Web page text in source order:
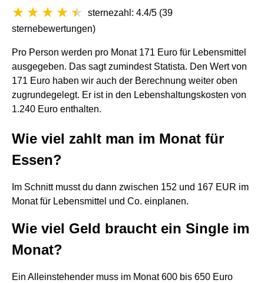
sternezahl: 4.4/5 (39
sternebewertungen)
Pro Person werden pro Monat 171 Euro für Lebensmittel
ausgegeben. Das sagt zumindest Statista. Den Wert von
171 Euro haben wir auch der Berechnung weiter oben
zugrundegelegt. Er ist in den Lebenshaltungskosten von
1.240 Euro enthalten.
Wie viel zahlt man im Monat für
Essen?
Im Schnitt musst du dann zwischen 152 und 167 EUR im
Monat für Lebensmittel und Co. einplanen.
Wie viel Geld braucht ein Single im
Monat?
Ein Alleinstehender muss im Monat 600 bis 650 Euro